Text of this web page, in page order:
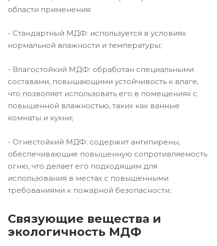
области применения:
- Стандартный МДФ: используется в условиях
нормальной влажности и температуры;
- Влагостойкий МДФ: обработан специальными
составами, повышающими устойчивость к влаге,
что позволяет использовать его в помещениях с
повышенной влажностью, таких как ванные
комнаты и кухни;
- Огнестойкий МДФ: содержит антипирены,
обеспечивающие повышенную сопротивляемость
огню, что делает его подходящим для
использования в местах с повышенными
требованиями к пожарной безопасности;
Связующие вещества и
экологичность МДФ